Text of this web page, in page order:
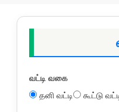
வட்டி வகை
தனி வட்டி
கூட்டு